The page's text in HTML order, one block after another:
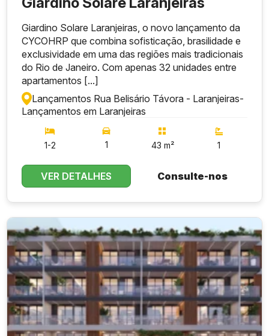
Giardino Solare Laranjeiras, o novo lançamento da
CYCOHRP que combina sofisticação, brasilidade e
exclusividade em uma das regiões mais tradicionais
do Rio de Janeiro. Com apenas 32 unidades entre
apartamentos [...]
Lançamentos Rua Belisário Távora - Laranjeiras-
Lançamentos em Laranjeiras
1-2 1 43 m² 1
VER DETALHES Consulte-nos